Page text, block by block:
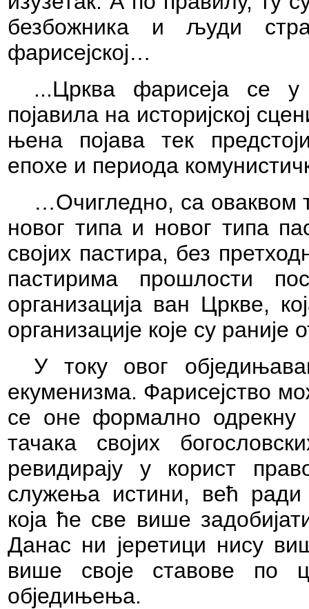
безбожника и људи
фарисејској…
...Црква фарисеја се у
појавила на историјској
њена појава тек
епохе и периода
…Очигледно, са оваквом
новог типа и новог типа
својих пастира, без
пастирима прошлости
организација ван Цркве,
организације које су
У току овог
екуменизма. Фарисејство
се оне формално одрекну
тачака својих
ревидирају у корист
служења истини, већ
која ће све више
Данас ни јеретици нису
више своје ставове по
обједињења.